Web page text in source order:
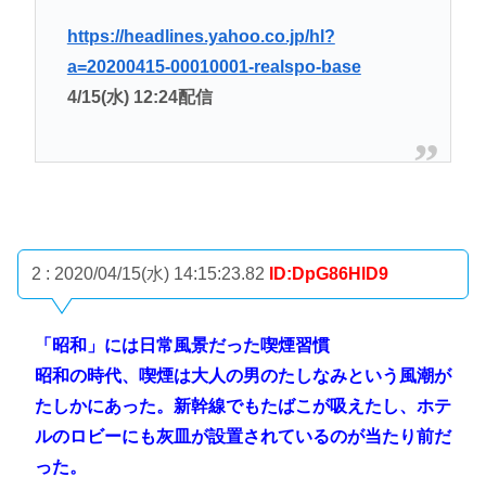
https://headlines.yahoo.co.jp/hl?
a=20200415-00010001-realspo-base
4/15(水) 12:24配信
2 : 2020/04/15(水) 14:15:23.82 ID:DpG86HlD9
「昭和」には日常風景だった喫煙習慣
昭和の時代、喫煙は大人の男のたしなみという風潮が
たしかにあった。新幹線でもたばこが吸えたし、ホテ
ルのロビーにも灰皿が設置されているのが当たり前だ
った。